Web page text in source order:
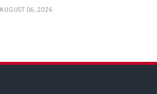
AUGUST 06, 2026